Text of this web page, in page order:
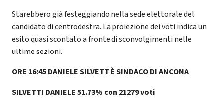
Starebbero già festeggiando nella sede elettorale del
candidato di centrodestra. La proiezione dei voti indica un
esito quasi scontato a fronte di sconvolgimenti nelle
ultime sezioni.
ORE 16:45 DANIELE SILVETT È SINDACO DI ANCONA
SILVETTI DANIELE 51.73% con 21279 voti